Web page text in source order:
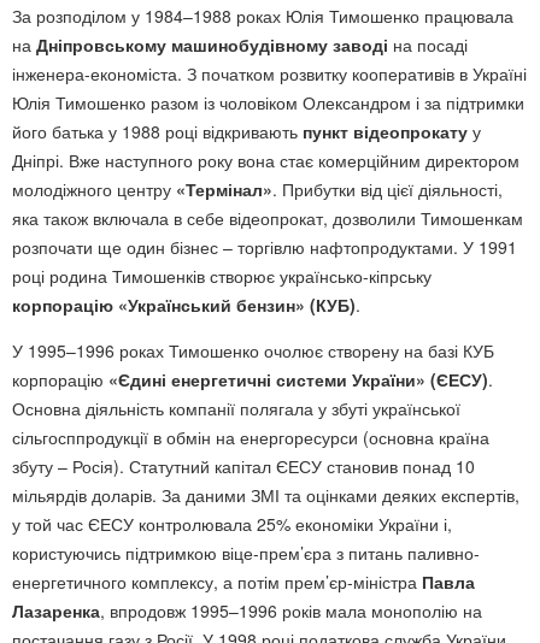
За розподілом у 1984–1988 роках Юлія Тимошенко працювала
на Дніпровському машинобудівному заводі на посаді
інженера-економіста. З початком розвитку кооперативів в Україні
Юлія Тимошенко разом із чоловіком Олександром і за підтримки
його батька у 1988 році відкривають пункт відеопрокату у
Дніпрі. Вже наступного року вона стає комерційним директором
молодіжного центру «Термінал». Прибутки від цієї діяльності,
яка також включала в себе відеопрокат, дозволили Тимошенкам
розпочати ще один бізнес – торгівлю нафтопродуктами. У 1991
році родина Тимошенків створює українсько-кіпрську
корпорацію «Український бензин» (КУБ).
У 1995–1996 роках Тимошенко очолює створену на базі КУБ
корпорацію «Єдині енергетичні системи України» (ЄЕСУ).
Основна діяльність компанії полягала у збуті української
сільгосппродукції в обмін на енергоресурси (основна країна
збуту – Росія). Статутний капітал ЄЕСУ становив понад 10
мільярдів доларів. За даними ЗМІ та оцінками деяких експертів,
у той час ЄЕСУ контролювала 25% економіки України і,
користуючись підтримкою віце-прем’єра з питань паливно-
енергетичного комплексу, а потім прем’єр-міністра Павла
Лазаренка, впродовж 1995–1996 років мала монополію на